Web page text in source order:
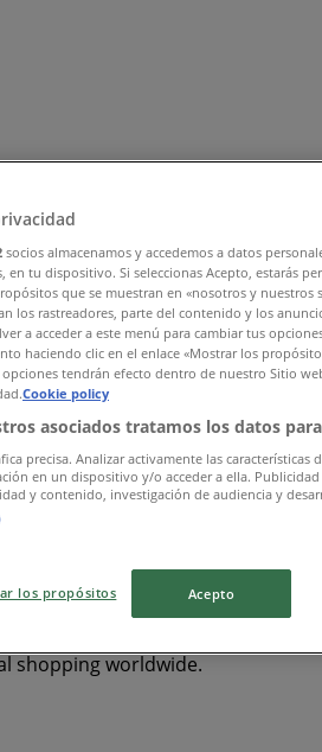
& ElectronicsDepartment
Beyblade Takis Zurich
shopping worldwide.
socios almacenamos y accedemos a datos
en tu dispositivo. Si seleccionas Acepto, estarás
que se muestran en «nosotros y nuestros
los rastreadores, parte del contenido y los
a acceder a este menú para cambiar tus
haciendo clic en el enlace «Mostrar los
tendrán efecto dentro de nuestro Sitio
Cookie policy
asociados tratamos los datos
precisa. Analizar activamente las características
en un dispositivo y/o acceder a ella.
y contenido, investigación de audiencia y
los propósitos Acepto